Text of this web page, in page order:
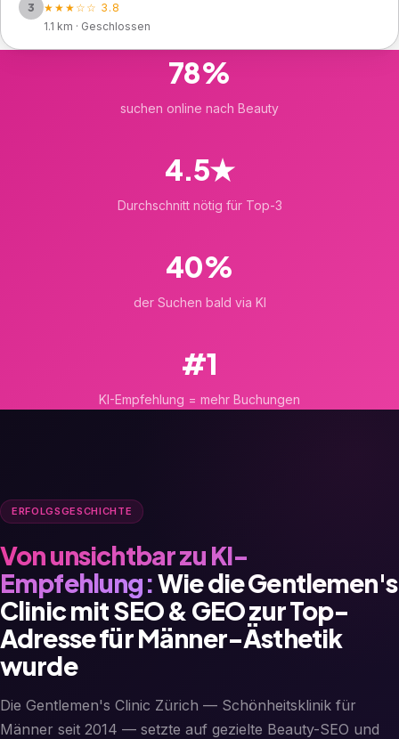
3
★★★☆☆ 3.8
1.1 km · Geschlossen
78%
suchen online nach Beauty
4.5★
Durchschnitt nötig für Top-3
40%
der Suchen bald via KI
#1
KI-Empfehlung = mehr Buchungen
ERFOLGSGESCHICHTE
Von unsichtbar zu KI-
Empfehlung:Wie die Gentlemen's
Clinic mit SEO & GEO zur Top-
Adresse für Männer-Ästhetik
wurde
Die Gentlemen's Clinic Zürich — Schönheitsklinik für
Männer seit 2014 — setzte auf gezielte Beauty-SEO und